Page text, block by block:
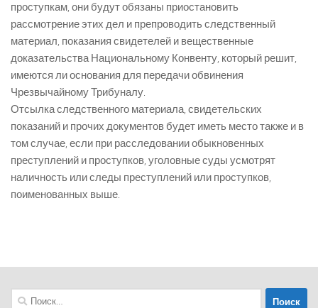
проступкам, они будут обязаны приостановить
рассмотрение этих дел и препроводить следственный
материал, показания свидетелей и вещественные
доказательства Национальному Конвенту, который решит,
имеются ли основания для передачи обвинения
Чрезвычайному Трибуналу.
Отсылка следственного материала, свидетельских
показаний и прочих документов будет иметь место также и в
том случае, если при расследовании обыкновенных
преступлений и проступков, уголовные суды усмотрят
наличность или следы преступлений или проступков,
поименованных выше.
Найти: